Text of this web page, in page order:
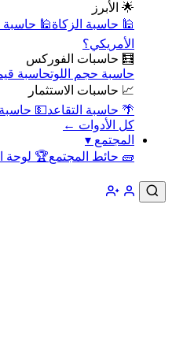
🌟 الأبرز
🕌 حاسبة الزكاة🕌 حاسبة
الأمريكي؟
🧮 حاسبات الفوركس
حاسبة حجم اللوتحاسبة
📈 حاسبات الاستثمار
🌴 حاسبة التقاعد💵 حاسبة
كل الأدوات ←
المجتمع ▾
🧱 حائط المجتمع🏆 لوحة